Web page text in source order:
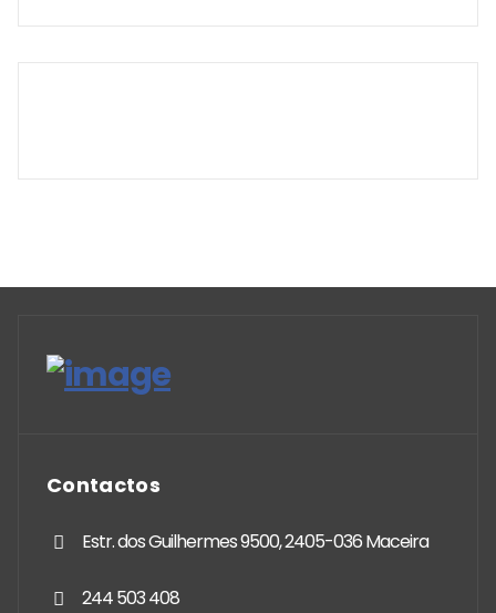
Contactos
Estr. dos Guilhermes 9500, 2405-036 Maceira
244 503 408